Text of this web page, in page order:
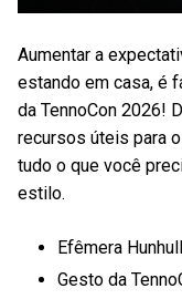
Aumentar a
estando em casa, é
da TennoCon 2026!
recursos úteis para
tudo o que você
estilo.
Efêmera
Gesto da